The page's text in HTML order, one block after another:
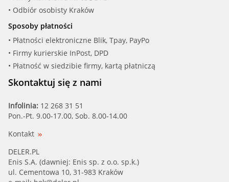
• Odbiór osobisty Kraków
Sposoby płatności
• Płatności elektroniczne Blik, Tpay, PayPo
• Firmy kurierskie InPost, DPD
• Płatność w siedzibie firmy, kartą płatniczą
Skontaktuj się z nami
Infolinia: 12 268 31 51
Pon.-Pt. 9.00-17.00, Sob. 8.00-14.00
Kontakt
DELER.PL
Enis S.A. (dawniej: Enis sp. z o.o. sp.k.)
ul. Cementowa 10, 31-983 Kraków